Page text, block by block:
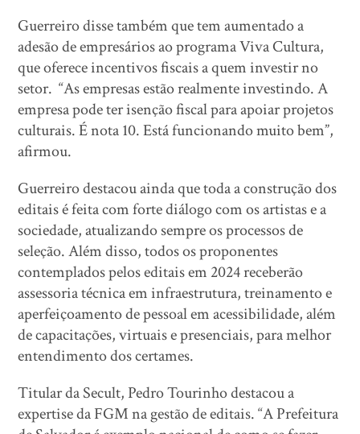
Guerreiro disse também que tem aumentado a
adesão de empresários ao programa Viva Cultura,
que oferece incentivos fiscais a quem investir no
setor. “As empresas estão realmente investindo. A
empresa pode ter isenção fiscal para apoiar projetos
culturais. É nota 10. Está funcionando muito bem”,
afirmou.
Guerreiro destacou ainda que toda a construção dos
editais é feita com forte diálogo com os artistas e a
sociedade, atualizando sempre os processos de
seleção. Além disso, todos os proponentes
contemplados pelos editais em 2024 receberão
assessoria técnica em infraestrutura, treinamento e
aperfeiçoamento de pessoal em acessibilidade, além
de capacitações, virtuais e presenciais, para melhor
entendimento dos certames.
Titular da Secult, Pedro Tourinho destacou a
expertise da FGM na gestão de editais. “A Prefeitura